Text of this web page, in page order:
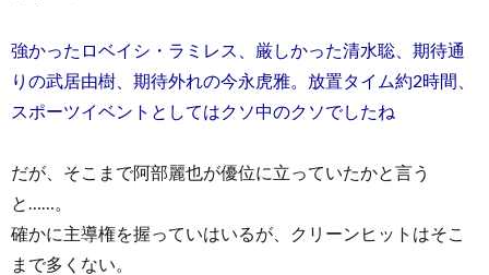
強かったロベイシ・ラミレス、厳しかった清水聡、期待通
りの武居由樹、期待外れの今永虎雅。放置タイム約2時間、
スポーツイベントとしてはクソ中のクソでしたね
だが、そこまで阿部麗也が優位に立っていたかと言う
と……。
確かに主導権を握っていはいるが、クリーンヒットはそこ
まで多くない。